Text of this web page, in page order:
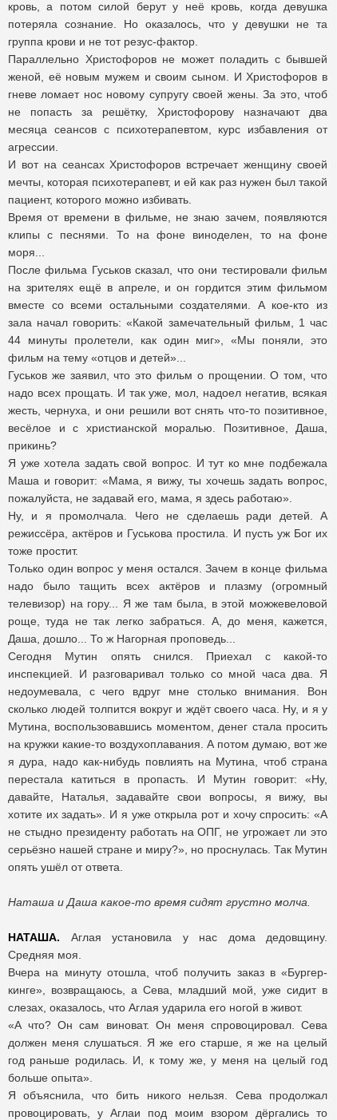
кровь, а потом силой берут у неё кровь, когда девушка
потеряла сознание. Но оказалось, что у девушки не та
группа крови и не тот резус-фактор.
Параллельно Христофоров не может поладить с бывшей
женой, её новым мужем и своим сыном. И Христофоров в
гневе ломает нос новому супругу своей жены. За это, чтоб
не попасть за решётку, Христофорову назначают два
месяца сеансов с психотерапевтом, курс избавления от
агрессии.
И вот на сеансах Христофоров встречает женщину своей
мечты, которая психотерапевт, и ей как раз нужен был такой
пациент, которого можно избивать.
Время от времени в фильме, не знаю зачем, появляются
клипы с песнями. То на фоне виноделен, то на фоне
моря...
После фильма Гуськов сказал, что они тестировали фильм
на зрителях ещё в апреле, и он гордится этим фильмом
вместе со всеми остальными создателями. А кое-кто из
зала начал говорить: «Какой замечательный фильм, 1 час
44 минуты пролетели, как один миг», «Мы поняли, это
фильм на тему «отцов и детей»...
Гуськов же заявил, что это фильм о прощении. О том, что
надо всех прощать. И так уже, мол, надоел негатив, всякая
жесть, чернуха, и они решили вот снять что-то позитивное,
весёлое и с христианской моралью. Позитивное, Даша,
прикинь?
Я уже хотела задать свой вопрос. И тут ко мне подбежала
Маша и говорит: «Мама, я вижу, ты хочешь задать вопрос,
пожалуйста, не задавай его, мама, я здесь работаю».
Ну, и я промолчала. Чего не сделаешь ради детей. А
режиссёра, актёров и Гуськова простила. И пусть уж Бог их
тоже простит.
Только один вопрос у меня остался. Зачем в конце фильма
надо было тащить всех актёров и плазму (огромный
телевизор) на гору... Я же там была, в этой можжевеловой
роще, туда не так легко забраться. А, до меня, кажется,
Даша, дошло... То ж Нагорная проповедь...
Сегодня Мутин опять снился. Приехал с какой-то
инспекцией. И разговаривал только со мной часа два. Я
недоумевала, с чего вдруг мне столько внимания. Вон
сколько людей толпится вокруг и ждёт своего часа. Ну, и я у
Мутина, воспользовавшись моментом, денег стала просить
на кружки какие-то воздухоплавания. А потом думаю, вот же
я дура, надо как-нибудь повлиять на Мутина, чтоб страна
перестала катиться в пропасть. И Мутин говорит: «Ну,
давайте, Наталья, задавайте свои вопросы, я вижу, вы
хотите их задать». И я уже открыла рот и хочу спросить: «А
не стыдно президенту работать на ОПГ, не угрожает ли это
серьёзно нашей стране и миру?», но проснулась. Так Мутин
опять ушёл от ответа.
Наташа и Даша какое-то время сидят грустно молча.
НАТАША. Аглая установила у нас дома дедовщину.
Средняя моя.
Вчера на минуту отошла, чтоб получить заказ в «Бургер-
кинге», возвращаюсь, а Сева, младший мой, уже сидит в
слезах, оказалось, что Аглая ударила его ногой в живот.
«А что? Он сам виноват. Он меня спровоцировал. Сева
должен меня слушаться. Я же его старше, я же на целый
год раньше родилась. И, к тому же, у меня на целый год
больше опыта».
Я объяснила, что бить никого нельзя. Сева продолжал
провоцировать, у Аглаи под моим взором дёргались то